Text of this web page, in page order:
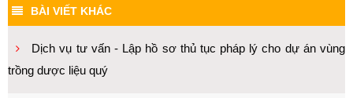
BÀI VIẾT KHÁC
Dịch vụ tư vấn - Lập hồ sơ thủ tục pháp lý cho dự án vùng
trồng dược liệu quý